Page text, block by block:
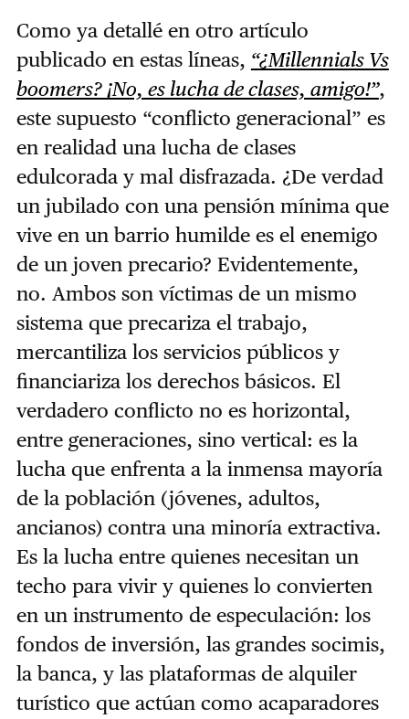
Como ya detallé en otro artículo
publicado en estas líneas, “¿Millennials Vs
boomers? ¡No, es lucha de clases, amigo!”,
este supuesto “conflicto generacional” es
en realidad una lucha de clases
edulcorada y mal disfrazada. ¿De verdad
un jubilado con una pensión mínima que
vive en un barrio humilde es el enemigo
de un joven precario? Evidentemente,
no. Ambos son víctimas de un mismo
sistema que precariza el trabajo,
mercantiliza los servicios públicos y
financiariza los derechos básicos. El
verdadero conflicto no es horizontal,
entre generaciones, sino vertical: es la
lucha que enfrenta a la inmensa mayoría
de la población (jóvenes, adultos,
ancianos) contra una minoría extractiva.
Es la lucha entre quienes necesitan un
techo para vivir y quienes lo convierten
en un instrumento de especulación: los
fondos de inversión, las grandes socimis,
la banca, y las plataformas de alquiler
turístico que actúan como acaparadores